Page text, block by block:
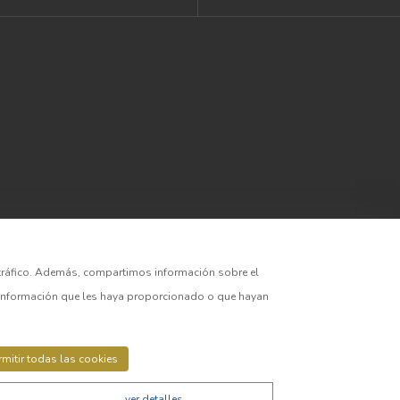
Además, compartimos información sobre el
que les haya proporcionado o que hayan
todas las cookies